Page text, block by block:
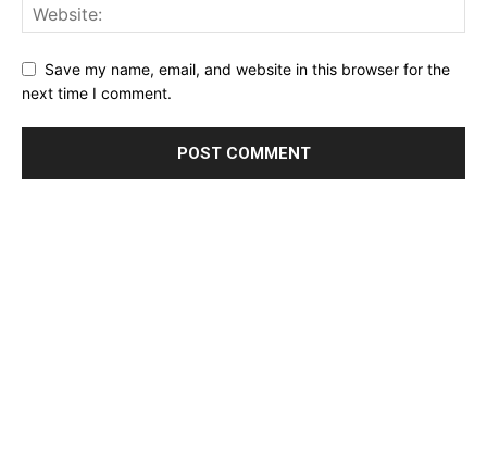
Save my name, email, and website in this browser for the
next time I comment.